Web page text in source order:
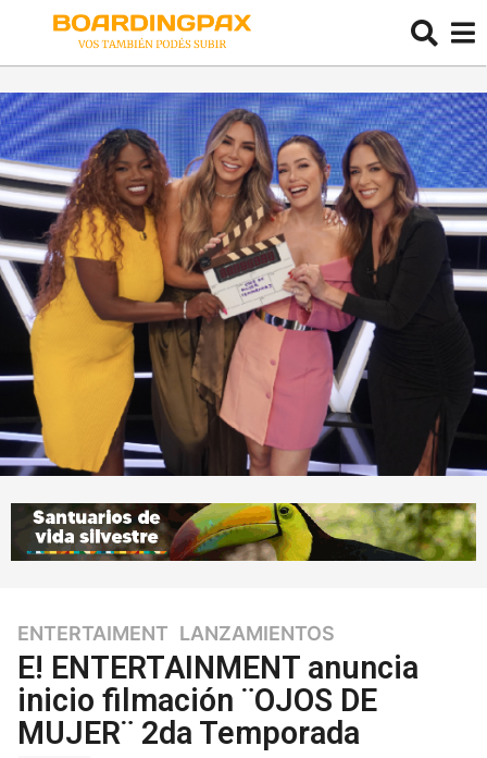
4
a
ñ
s
ENTERTAIMENT ,LANZAMIENTOS
E! ENTERTAINMENT anuncia
inicio filmación ¨OJOS DE
MUJER¨ 2da Temporada